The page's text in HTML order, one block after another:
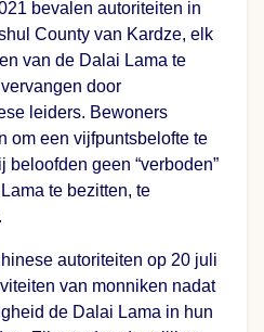
bevalen autoriteiten in
County van Kardze, elk
van de Dalai Lama te
door
leiders. Bewoners
om een vijfpuntsbelofte te
geen “verboden”
te bezitten, te
autoriteiten op 20 juli
van monniken nadat
de Dalai Lama in hun